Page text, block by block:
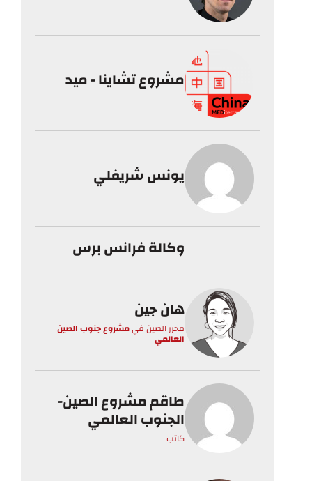
مشروع تشاينا - ميد
يونس شريفلي
وكالة فرانس برس
هان جين
محرر الصينفيمشروع جنوب الصين
العالمي
طاقم مشروع الصين-
الجنوب العالمي
كاتب